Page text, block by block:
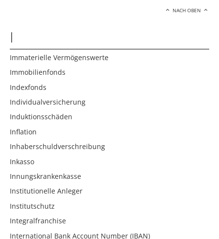
NACH OBEN
I
Immaterielle Vermögenswerte
Immobilienfonds
Indexfonds
Individualversicherung
Induktionsschäden
Inflation
Inhaberschuldverschreibung
Inkasso
Innungskrankenkasse
Institutionelle Anleger
Institutschutz
Integralfranchise
International Bank Account Number (IBAN)